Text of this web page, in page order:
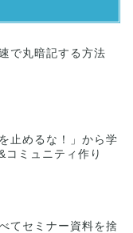
で丸暗記する方法
止めるな！」から学
コミュニティ作り
てセミナー資料を捨